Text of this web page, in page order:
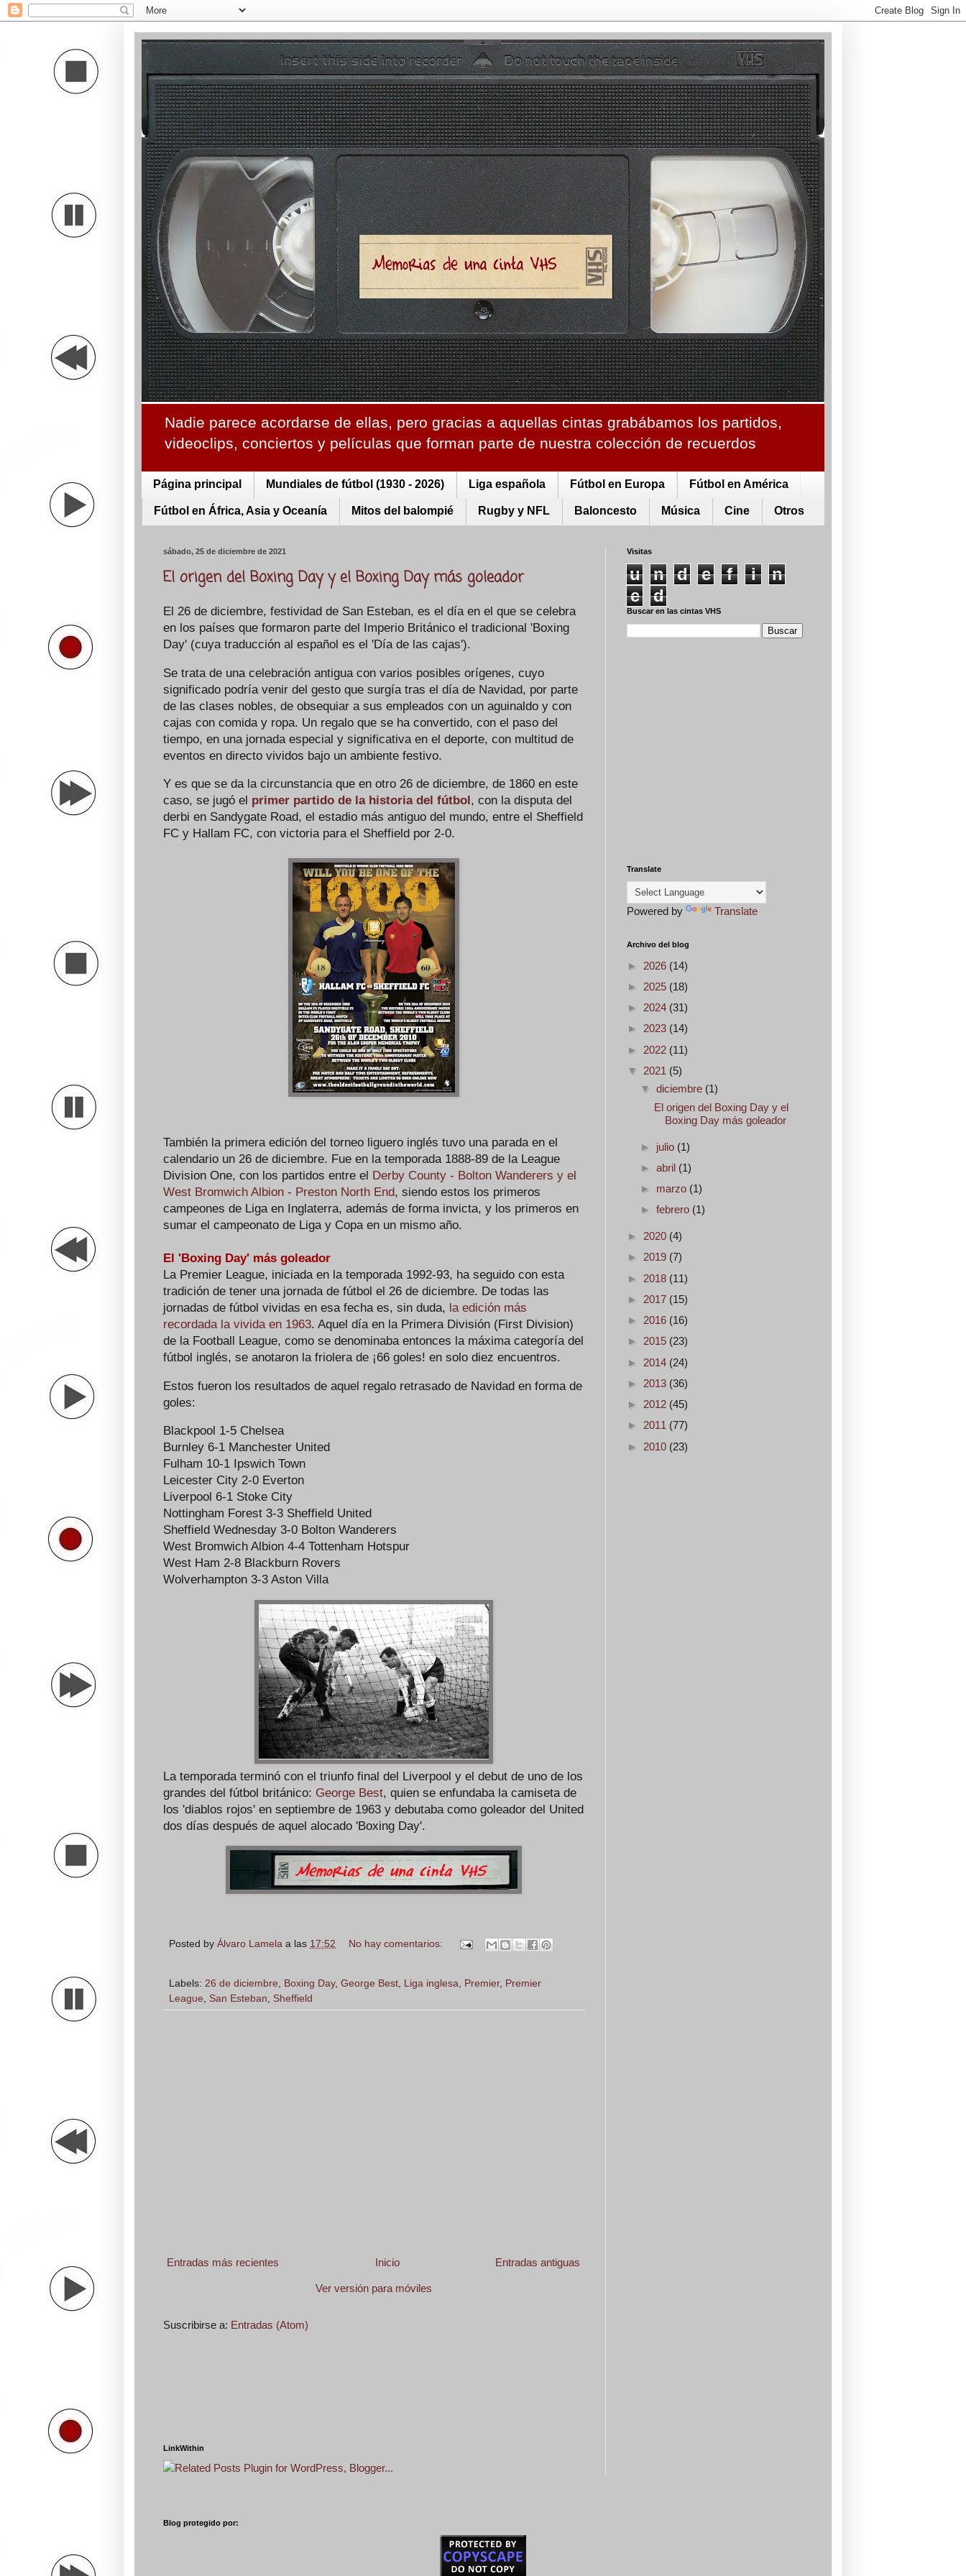
Nadie parece acordarse de ellas, pero gracias a aquellas cintas grabábamos los partidos,
videoclips, conciertos y películas que forman parte de nuestra colección de recuerdos
Página principal Mundiales de fútbol (1930 - 2026) Liga española Fútbol en Europa Fútbol en América
Fútbol en África, Asia y Oceanía Mitos del balompié Rugby y NFL Baloncesto Música Cine Otros
sábado, 25 de diciembre de 2021
El origen del Boxing Day y el Boxing Day más goleador
El 26 de diciembre, festividad de San Esteban, es el día en el que se celebra
en los países que formaron parte del Imperio Británico el tradicional 'Boxing
Day' (cuya traducción al español es el 'Día de las cajas').
Se trata de una celebración antigua con varios posibles orígenes, cuyo
significado podría venir del gesto que surgía tras el día de Navidad, por parte
de las clases nobles, de obsequiar a sus empleados con un aguinaldo y con
cajas con comida y ropa. Un regalo que se ha convertido, con el paso del
tiempo, en una jornada especial y significativa en el deporte, con multitud de
eventos en directo vividos bajo un ambiente festivo.
Y es que se da la circunstancia que en otro 26 de diciembre, de 1860 en este
caso, se jugó el primer partido de la historia del fútbol, con la disputa del
derbi en Sandygate Road, el estadio más antiguo del mundo, entre el Sheffield
FC y Hallam FC, con victoria para el Sheffield por 2-0.
También la primera edición del torneo liguero inglés tuvo una parada en el
calendario un 26 de diciembre. Fue en la temporada 1888-89 de la League
Division One, con los partidos entre el Derby County - Bolton Wanderers y el
West Bromwich Albion - Preston North End, siendo estos los primeros
campeones de Liga en Inglaterra, además de forma invicta, y los primeros en
sumar el campeonato de Liga y Copa en un mismo año.
El 'Boxing Day' más goleador
La Premier League, iniciada en la temporada 1992-93, ha seguido con esta
tradición de tener una jornada de fútbol el 26 de diciembre. De todas las
jornadas de fútbol vividas en esa fecha es, sin duda, la edición más
recordada la vivida en 1963. Aquel día en la Primera División (First Division)
de la Football League, como se denominaba entonces la máxima categoría del
fútbol inglés, se anotaron la friolera de ¡66 goles! en solo diez encuentros.
Estos fueron los resultados de aquel regalo retrasado de Navidad en forma de
goles:
Blackpool 1-5 Chelsea
Burnley 6-1 Manchester United
Fulham 10-1 Ipswich Town
Leicester City 2-0 Everton
Liverpool 6-1 Stoke City
Nottingham Forest 3-3 Sheffield United
Sheffield Wednesday 3-0 Bolton Wanderers
West Bromwich Albion 4-4 Tottenham Hotspur
West Ham 2-8 Blackburn Rovers
Wolverhampton 3-3 Aston Villa
La temporada terminó con el triunfo final del Liverpool y el debut de uno de los
grandes del fútbol británico: George Best, quien se enfundaba la camiseta de
los 'diablos rojos' en septiembre de 1963 y debutaba como goleador del United
dos días después de aquel alocado 'Boxing Day'.
Posted by Álvaro Lamela a las 17:52 No hay comentarios:
Labels: 26 de diciembre Boxing Day, George Best Liga inglesa Premier, Premier
League
San Esteban Sheffield
Entradas más recientes Entradas antiguas
Inicio
Ver versión para móviles
Suscribirse a: Entradas (Atom)
LinkWithin
Visitas
u n d e f i
n
e
d
Buscar en las cintas VHS
Translate
Powered by Translate
Archivo del blog
► 2026 (14)
► 2025 (18)
► 2024 (31)
► 2023 (14)
► 2022 (11)
▼ 2021 (5)
▼ diciembre (1)
El origen del Boxing Day y el
Boxing Day más goleador
► julio (1)
► abril (1)
► marzo (1)
► febrero (1)
► 2020 (4)
► 2019 (7)
► 2018 (11)
► 2017 (15)
► 2016 (16)
► 2015 (23)
► 2014 (24)
► 2013 (36)
► 2012 (45)
► 2011 (77)
► 2010 (23)
Blog protegido por: